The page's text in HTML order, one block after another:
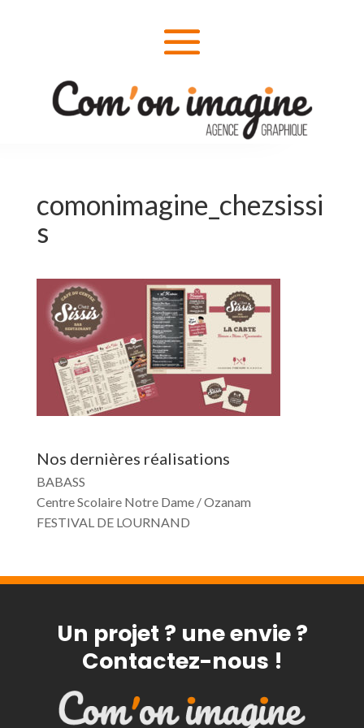
comonimagine_chezsissi
s
Nos dernières réalisations
BABASS
Centre Scolaire Notre Dame / Ozanam
FESTIVAL DE LOURNAND
Un projet ? une envie ?
Contactez-nous !